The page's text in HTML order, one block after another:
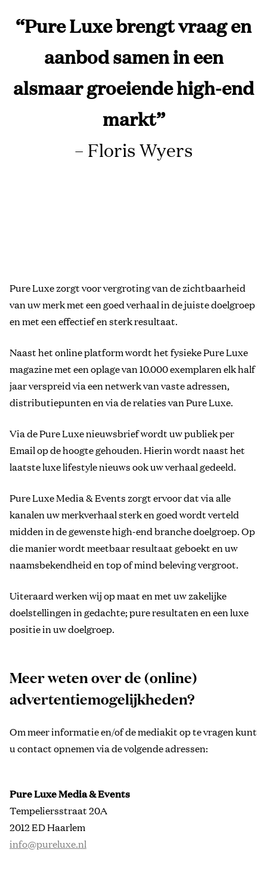
“Pure Luxe brengt vraag en
aanbod samen in een
alsmaar groeiende high-end
markt”
– Floris Wyers
Pure Luxe zorgt voor vergroting van de zichtbaarheid
van uw merk met een goed verhaal in de juiste doelgroep
en met een effectief en sterk resultaat.
Naast het online platform wordt het fysieke Pure Luxe
magazine met een oplage van 10.000 exemplaren elk half
jaar verspreid via een netwerk van vaste adressen,
distributiepunten en via de relaties van Pure Luxe.
Via de Pure Luxe nieuwsbrief wordt uw publiek per
Email op de hoogte gehouden. Hierin wordt naast het
laatste luxe lifestyle nieuws ook uw verhaal gedeeld.
Pure Luxe Media & Events zorgt ervoor dat via alle
kanalen uw merkverhaal sterk en goed wordt verteld
midden in de gewenste high-end branche doelgroep. Op
die manier wordt meetbaar resultaat geboekt en uw
naamsbekendheid en top of mind beleving vergroot.
Uiteraard werken wij op maat en met uw zakelijke
doelstellingen in gedachte; pure resultaten en een luxe
positie in uw doelgroep.
Meer weten over de (online)
advertentiemogelijkheden?
Om meer informatie en/of de mediakit op te vragen kunt
u contact opnemen via de volgende adressen:
Pure Luxe Media & Events
Tempeliersstraat 20A
2012 ED Haarlem
info@pureluxe.nl